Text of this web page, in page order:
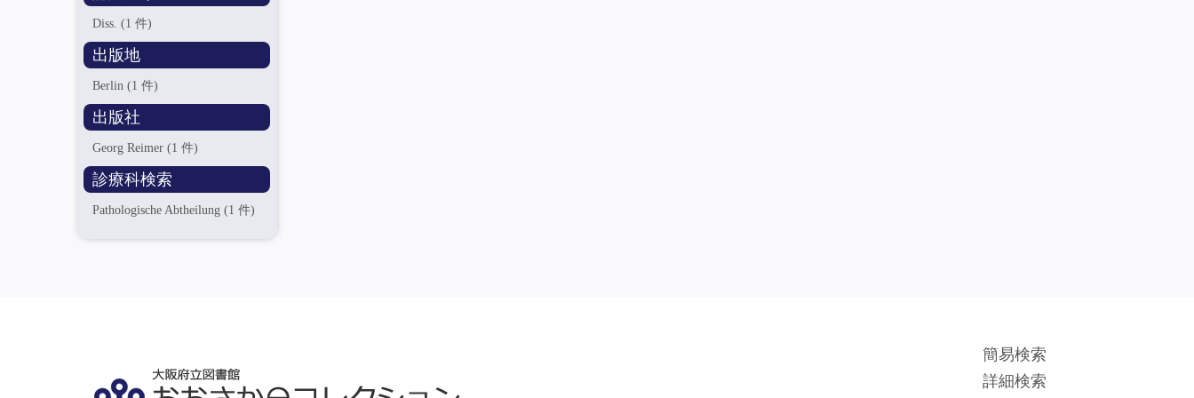
Diss.(1 件)
出版地
Berlin(1 件)
出版社
Georg Reimer(1 件)
診療科検索
Pathologische Abtheilung(1 件)
簡易検索
詳細検索